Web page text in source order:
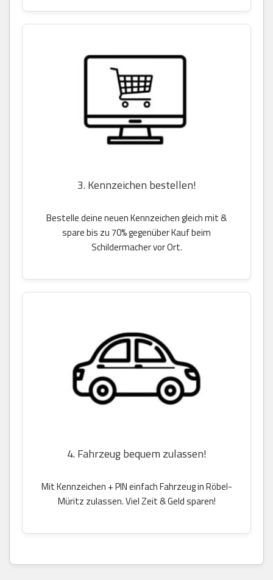
3. Kennzeichen bestellen!
Bestelle deine neuen Kennzeichen gleich mit &
spare bis zu 70% gegenüber Kauf beim
Schildermacher vor Ort.
4. Fahrzeug bequem zulassen!
Mit Kennzeichen + PIN einfach Fahrzeug in Röbel-
Müritz zulassen. Viel Zeit & Geld sparen!